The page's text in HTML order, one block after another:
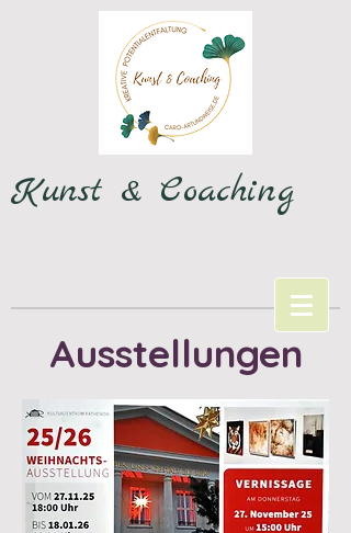
Kunst & Coaching
Ausstellungen